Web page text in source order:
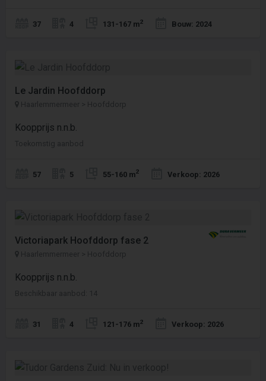
37 4 131-167 m2 Bouw: 2024
Le Jardin Hoofddorp
Haarlemmermeer > Hoofddorp
Koopprijs n.n.b.
Toekomstig aanbod
57 5 55-160 m2 Verkoop: 2026
Victoriapark Hoofddorp fase 2
Haarlemmermeer > Hoofddorp
Koopprijs n.n.b.
Beschikbaar aanbod: 14
31 4 121-176 m2 Verkoop: 2026